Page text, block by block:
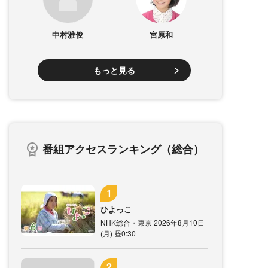
中村雅俊 宮原和
もっと見る
番組アクセスランキング（総合）
ひよっこ
NHK総合・東京 2026年8月10日
(月) 昼0:30